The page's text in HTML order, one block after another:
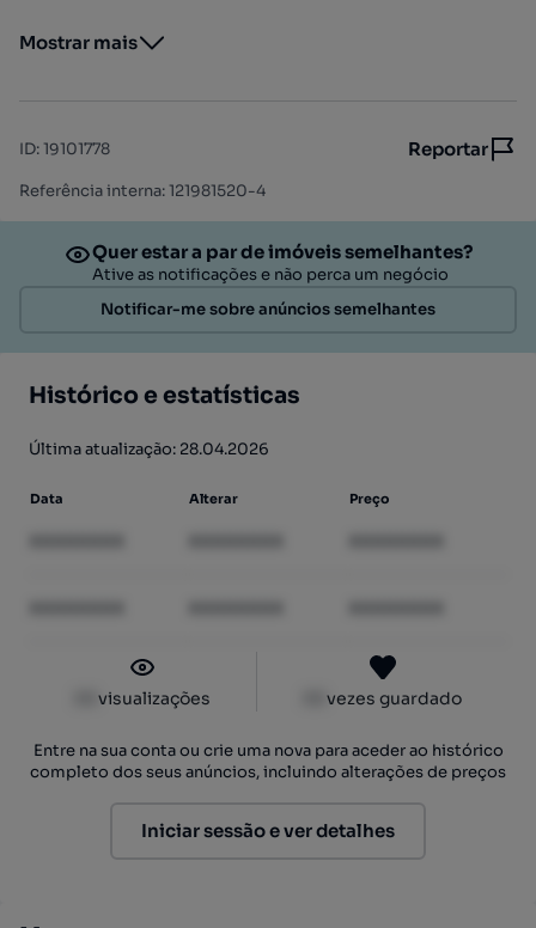
Mostrar mais
ID:19101778 Reportar
Referência interna: 121981520-4
Quer estar a par de imóveis semelhantes?
Ative as notificações e não perca um negócio
Notificar-me sobre anúncios semelhantes
Histórico e estatísticas
Última atualização: 28.04.2026
Data Alterar Preço
visualizações vezes guardado
Entre na sua conta ou crie uma nova para aceder ao histórico
completo dos seus anúncios, incluindo alterações de preços
Iniciar sessão e ver detalhes